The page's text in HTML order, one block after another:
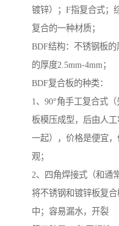
镀锌）；F指复合式；
复合的一种材质；
BDF结构：不锈钢板
的厚度2.5mm-4mm；
BDF复合板的种类：
1、90°角手工复合式
板模压成型，后由人
一起），价格是便宜
观；
2、四角焊接式（和通
将不锈钢和镀锌板复
中；容易漏水，开裂